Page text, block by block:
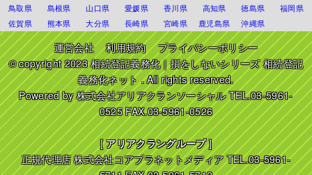
鳥取県
島根県 山口県 愛媛県 香川県 高知県 徳島県
福岡県
佐賀県
熊本県 大分県 長崎県 宮崎県 鹿児島県 沖縄県
運営会社 利用規約
プライバシーポリシー
© copyright 2023相続登記義務化｜損をしないシリーズ 相続登記
義務化ネット. All rights reserved.
Powered by株式会社アリアクランソーシャルTEL.03-5961-
0525 FAX.03-5961-0526
[アリアクラングループ]
正規代理店株式会社コアプラネットメディアTEL.03-5961-